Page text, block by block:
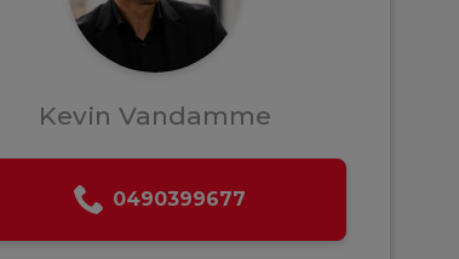
Kevin Vandamme
0490399677